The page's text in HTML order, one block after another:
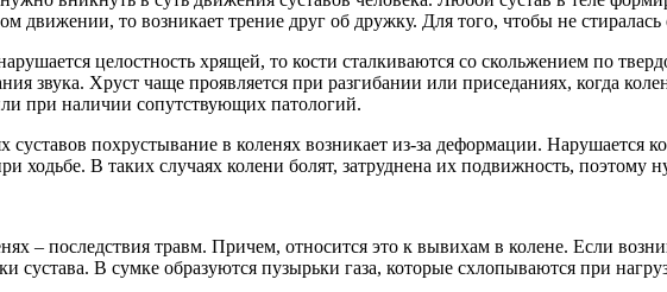
движении, то возникает трение друг об дружку. Для того, чтобы не
целостность хрящей, то кости сталкиваются со скольжением по
звука. Хруст чаще проявляется при разгибании или приседаниях, когда
при наличии сопутствующих патологий.
суставов похрустывание в коленях возникает из-за деформации. Нарушается
ходьбе. В таких случаях колени болят, затруднена их подвижность, поэтому
– последствия травм. Причем, относится это к вывихам в колене. Если
сустава. В сумке образуются пузырьки газа, которые схлопываются при